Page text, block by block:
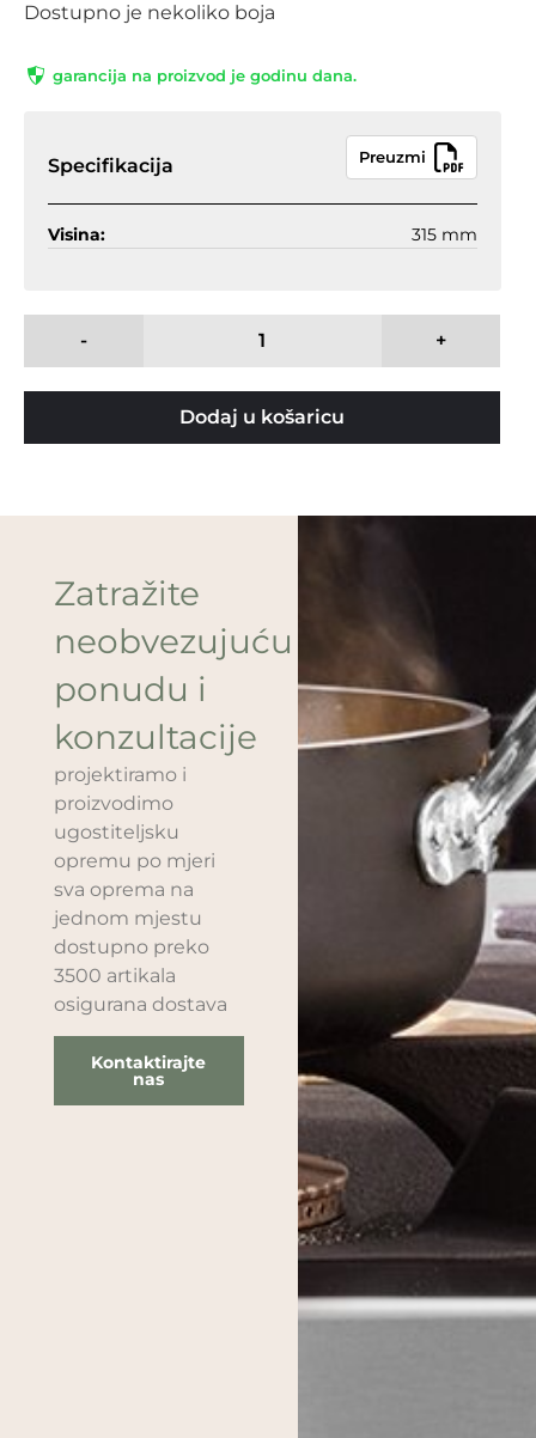
Dostupno je nekoliko boja
garancija na proizvod je godinu dana.
Specifikacija Preuzmi
Visina: 315 mm
- +
Dodaj u košaricu
Zatražite
neobvezujuću
ponudu i
konzultacije
projektiramo i
proizvodimo
ugostiteljsku
opremu po mjeri
sva oprema na
jednom mjestu
dostupno preko
3500 artikala
osigurana dostava
Kontaktirajte
nas